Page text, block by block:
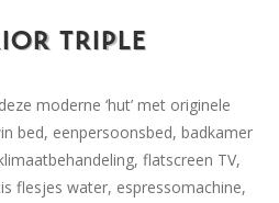
TRIPLE
moderne ‘hut’ met originele
bed, eenpersoonsbed, badkamer
flatscreen TV,
flesjes water, espressomachine,